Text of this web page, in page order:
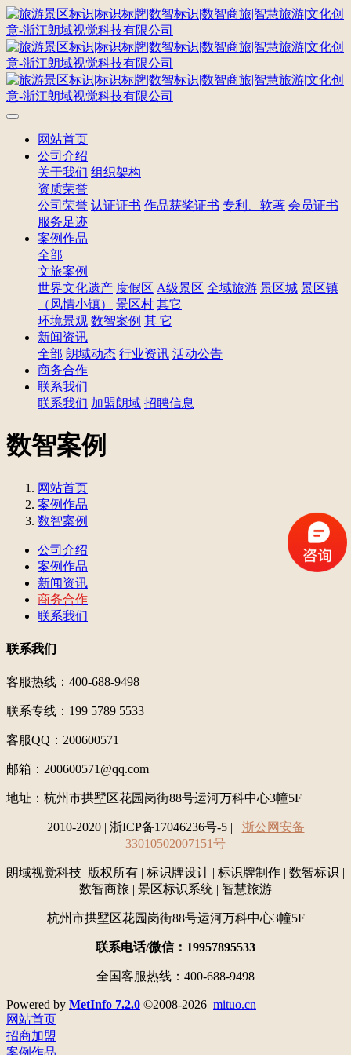
网站首页
公司介绍
关于我们 组织架构
资质荣誉
公司荣誉 认证证书 作品获奖证书 专利、软著 会员证书
服务足迹
案例作品
全部
文旅案例
世界文化遗产 度假区 A级景区 全域旅游 景区城 景区镇
（风情小镇）
景区村 其它
环境景观 数智案例 其 它
新闻资讯
全部 朗域动态 行业资讯 活动公告
商务合作
联系我们
联系我们 加盟朗域 招聘信息
数智案例
网站首页
案例作品
数智案例
公司介绍
案例作品
新闻资讯
商务合作
联系我们
联系我们
客服热线：400-688-9498
联系专线：199 5789 5533
客服QQ：200600571
邮箱：200600571@qq.com
地址： 杭州市拱墅区花园岗街88号运河万科中心3幢5F
2010-2020 | 浙ICP备17046236号-5 |
浙公网安备
33010502007151号
朗域视觉科技 版权所有 | 标识牌设计 | 标识牌制作 | 数智标识 |
数智商旅 | 景区标识系统 | 智慧旅游
杭州市拱墅区花园岗街88号运河万科中心3幢5F
联系电话/微信：19957895533
全国客服热线：400-688-9498
Powered by MetInfo 7.2.0 ©2008-2026 mituo.cn
网站首页
招商加盟